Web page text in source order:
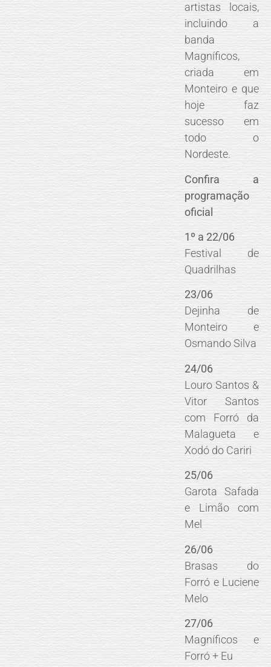
artistas locais,
incluindo a
banda
Magníficos,
criada em
Monteiro e que
hoje faz
sucesso em
todo o
Nordeste.
Confira a
programação
oficial
1º a 22/06
Festival de
Quadrilhas
23/06
Dejinha de
Monteiro e
Osmando Silva
24/06
Louro Santos &
Vitor Santos
com Forró da
Malagueta e
Xodó do Cariri
25/06
Garota Safada
e Limão com
Mel
26/06
Brasas do
Forró e Luciene
Melo
27/06
Magníficos e
Forró + Eu